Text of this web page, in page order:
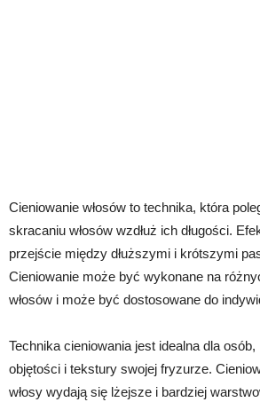
Cieniowanie włosów to technika, która
skracaniu włosów wzdłuż ich długości.
przejście między dłuższymi i krótszymi
Cieniowanie może być wykonane na
włosów i może być dostosowane do
Technika cieniowania jest idealna dla
objętości i tekstury swojej fryzurze.
włosy wydają się lżejsze i bardziej